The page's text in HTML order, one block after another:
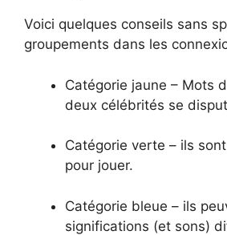
Voici quelques conseils sans
groupements dans les
Catégorie jaune – Mots
deux célébrités se
Catégorie verte – ils
pour jouer.
Catégorie bleue – ils
significations (et sons)